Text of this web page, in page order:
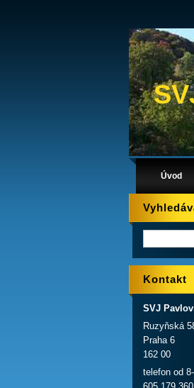
Úvod
Kontakt
SVJ
Ruzyňská
Praha 6
162 00
telefon od